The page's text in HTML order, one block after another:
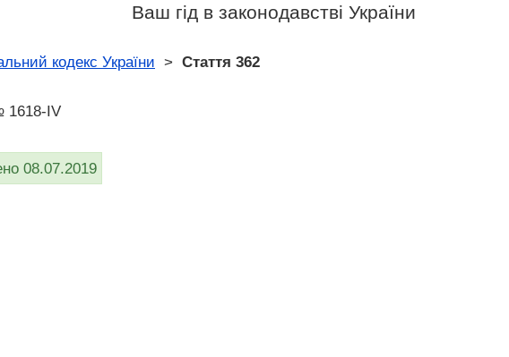
Ваш гід в законодавстві України
кодекс України > Стаття 362
1618-IV
08.07.2019